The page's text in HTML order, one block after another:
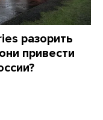
разорить
привести